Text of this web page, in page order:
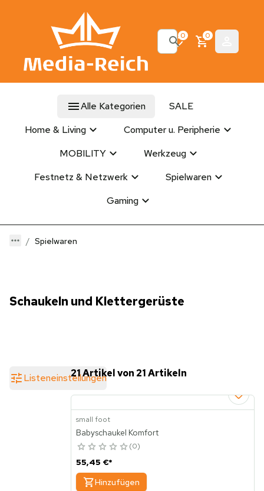
0 0
Alle Kategorien
SALE
Home & Living
Computer u. Peripherie
MOBILITY
Werkzeug
Festnetz & Netzwerk
Spielwaren
Gaming
Spielwaren
Schaukeln und Klettergerüste
Listeneinstellungen21 Artikel von 21 Artikeln
small foot
Babyschaukel Komfort
0
55,45 €*
Hinzufügen